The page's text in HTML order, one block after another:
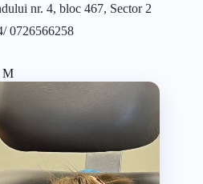
nr. 4, bloc 467, Sector 2
0726566258
M